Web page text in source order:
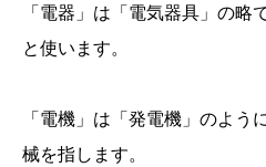
「電器」は「電気器具」の
と使います。
「電機」は「発電機」のよ
械を指します。